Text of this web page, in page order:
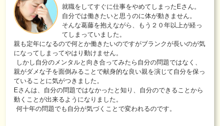
就職をしてすぐに仕事をやめてしまったEさん。
自分では働きたいと思うのに体が動きません。
そんな葛藤を抱えながら、もう２０年以上が経っ
てしまっていました。
親も定年になるので何とか働きたいのですがブランクが長いのが気
になってしまってやはり動けません。
しかし自分のメンタルと向き合ってみたら自分の問題ではなく、
親がダメな子を面倒みることで献身的な良い親を演じて自分を保っ
ていることに気がつきました。
Eさんは、自分の問題ではなかったと知り、自分のできることから
動くことが出来るようになりました。
何十年の問題でも自分が気づくことで変われるのです。